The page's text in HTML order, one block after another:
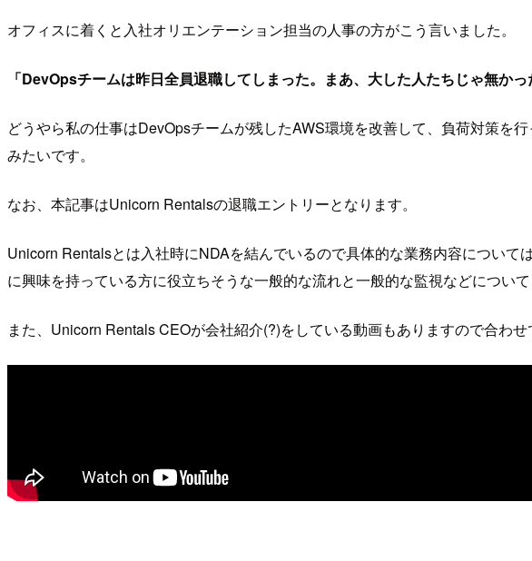
オフィスに着くと入社オリエンテーション担当の人事の方がこう言いました。
「DevOpsチームは昨日全員退職してしまった。まあ、大した人たちじゃ無か
どうやら私の仕事はDevOpsチームが残したAWS環境を改善して、負荷対策を
みたいです。
なお、本記事はUnicorn Rentalsの退職エントリーとなります。
Unicorn Rentalsとは入社時にNDAを結んでいるので具体的な業務内容につい
に興味を持っている方に役立ちそうな一般的な流れと一般的な監視などについて
また、Unicorn Rentals CEOが会社紹介(?)をしている動画もありますので合わせ